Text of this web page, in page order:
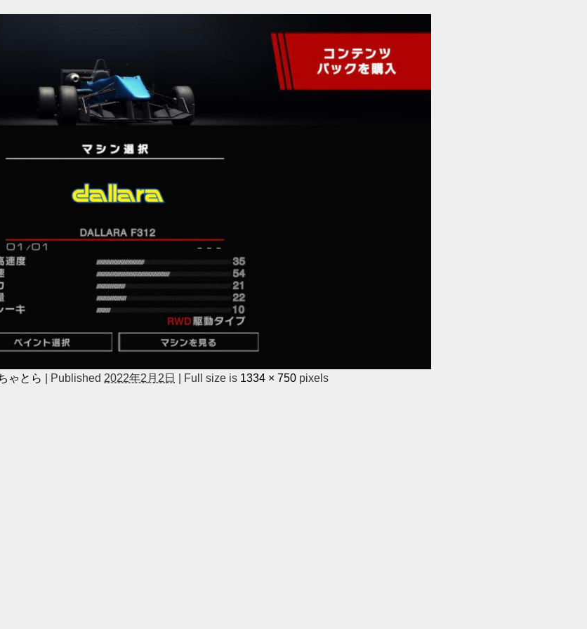
ゃとら Published 2022年2月2日 Full size is 1334 × 750 pixels